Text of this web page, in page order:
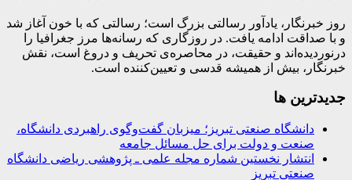
روز خبرنگار، یادآور رسالتی بزرگ است؛ رسالتی که با خون آغاز شد
و با صداقت ادامه یافت. در روزگاری که رسانه‌ها مرز جغرافیا را
درنوردیده‌اند و حقیقت، در محاصره‌ی تحریف و دروغ است، نقش
خبرنگار، بیش از همیشه قدسی و تعیین‌کننده است.
جديدترين ها
دانشگاه صنعتی تبریز؛ میزبان گفت‌وگوی راهبردی دانشگاه،
صنعت و دولت برای حل مسائل جامعه
انتشار نخستین شماره مجله علمی ـ پژوهشی ریاضی دانشگاه
صنعتی تبریز